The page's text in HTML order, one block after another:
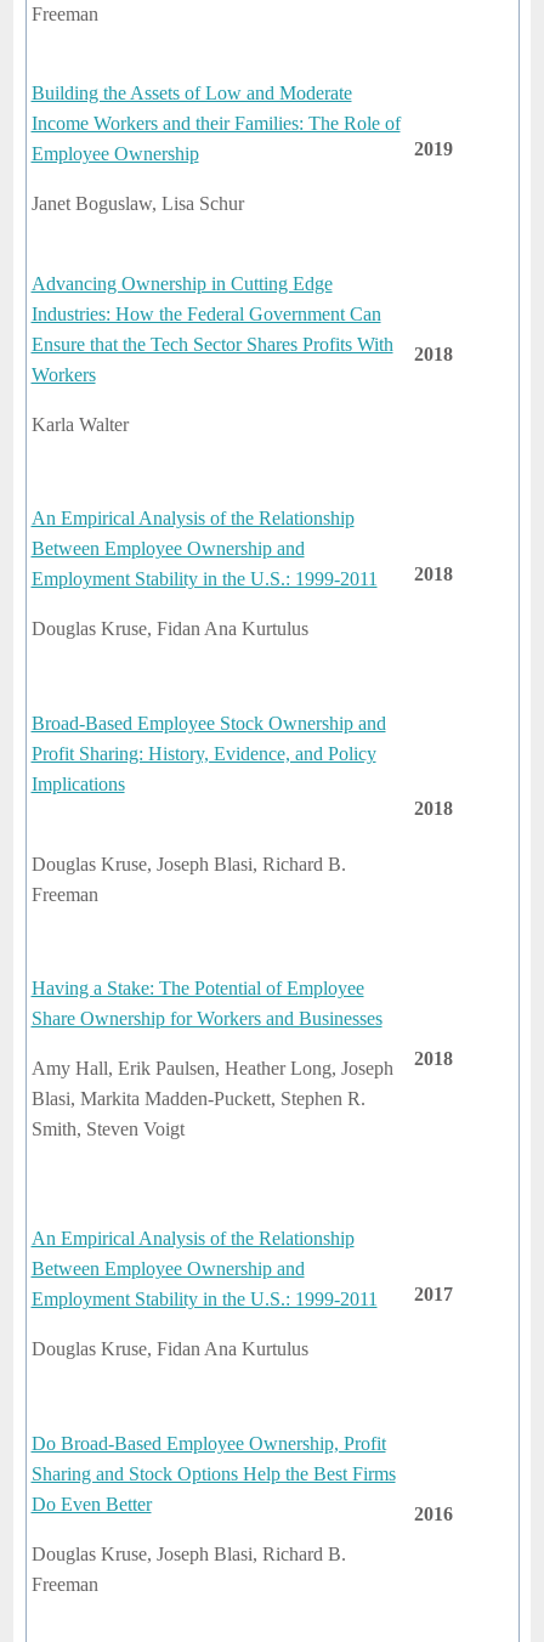
Freeman
Building the Assets of Low and Moderate
Income Workers and their Families: The Role of
Employee Ownership
Janet Boguslaw, Lisa Schur
2019
Advancing Ownership in Cutting Edge
Industries: How the Federal Government Can
Ensure that the Tech Sector Shares Profits With
Workers
Karla Walter
2018
An Empirical Analysis of the Relationship
Between Employee Ownership and
Employment Stability in the U.S.: 1999-2011
Douglas Kruse, Fidan Ana Kurtulus
2018
Broad-Based Employee Stock Ownership and
Profit Sharing: History, Evidence, and Policy
Implications
Douglas Kruse, Joseph Blasi, Richard B.
Freeman
2018
Having a Stake: The Potential of Employee
Share Ownership for Workers and Businesses
Amy Hall, Erik Paulsen, Heather Long, Joseph
Blasi, Markita Madden-Puckett, Stephen R.
Smith, Steven Voigt
2018
An Empirical Analysis of the Relationship
Between Employee Ownership and
Employment Stability in the U.S.: 1999-2011
Douglas Kruse, Fidan Ana Kurtulus
2017
Do Broad-Based Employee Ownership, Profit
Sharing and Stock Options Help the Best Firms
Do Even Better
Douglas Kruse, Joseph Blasi, Richard B.
Freeman
2016